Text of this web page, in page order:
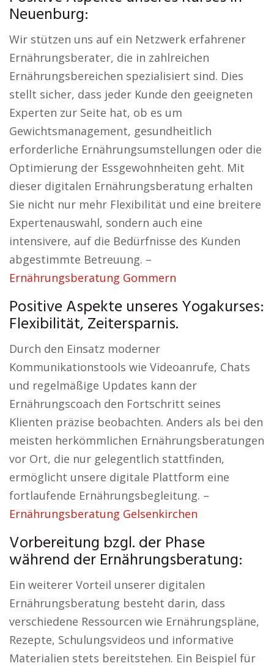
Neuenburg:
Wir stützen uns auf ein Netzwerk erfahrener
Ernährungsberater, die in zahlreichen
Ernährungsbereichen spezialisiert sind. Dies
stellt sicher, dass jeder Kunde den geeigneten
Experten zur Seite hat, ob es um
Gewichtsmanagement, gesundheitlich
erforderliche Ernährungsumstellungen oder die
Optimierung der Essgewohnheiten geht. Mit
dieser digitalen Ernährungsberatung erhalten
Sie nicht nur mehr Flexibilität und eine breitere
Expertenauswahl, sondern auch eine
intensivere, auf die Bedürfnisse des Kunden
abgestimmte Betreuung. –
Ernährungsberatung Gommern
Positive Aspekte unseres Yogakurses:
Flexibilität, Zeitersparnis.
Durch den Einsatz moderner
Kommunikationstools wie Videoanrufe, Chats
und regelmäßige Updates kann der
Ernährungscoach den Fortschritt seines
Klienten präzise beobachten. Anders als bei den
meisten herkömmlichen Ernährungsberatungen
vor Ort, die nur gelegentlich stattfinden,
ermöglicht unsere digitale Plattform eine
fortlaufende Ernährungsbegleitung. –
Ernährungsberatung Gelsenkirchen
Vorbereitung bzgl. der Phase
während der Ernährungsberatung:
Ein weiterer Vorteil unserer digitalen
Ernährungsberatung besteht darin, dass
verschiedene Ressourcen wie Ernährungspläne,
Rezepte, Schulungsvideos und informative
Materialien stets bereitstehen. Ein Beispiel für